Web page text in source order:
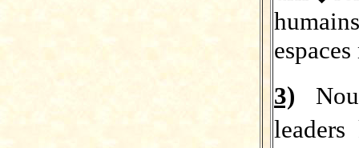
3)